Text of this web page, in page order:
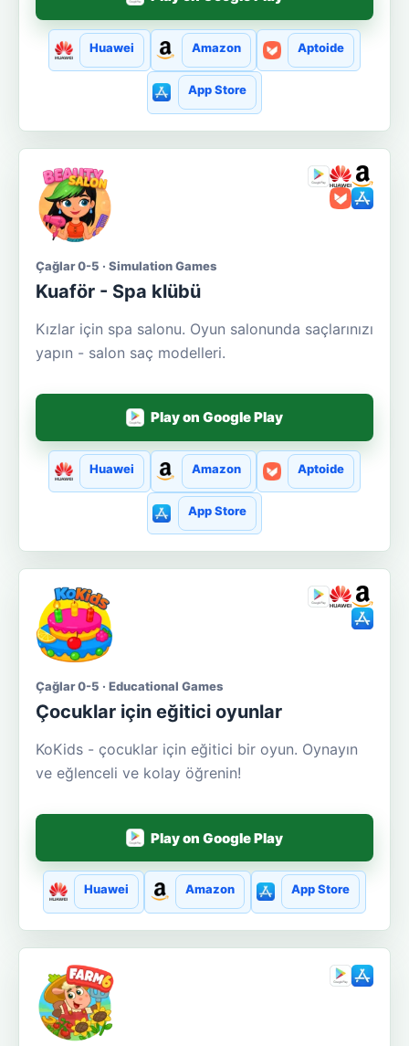
Huawei Amazon Aptoide
App Store
Çağlar 0-5 · Simulation Games
Kuaför - Spa klübü
Kızlar için spa salonu. Oyun salonunda saçlarınızı
yapın - salon saç modelleri.
Play on Google Play
Huawei Amazon Aptoide
App Store
Çağlar 0-5 · Educational Games
Çocuklar için eğitici oyunlar
KoKids - çocuklar için eğitici bir oyun. Oynayın
ve eğlenceli ve kolay öğrenin!
Play on Google Play
Huawei Amazon App Store